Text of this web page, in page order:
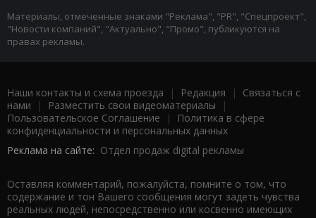
Материалы, отмеченные знаками "Реклама", "PR", "Спецпроект",
"Новости компаний", "Актуально", "Промо", публикуются на
правах рекламы.
Наши контакты и схема проезда | Редакция | Связаться с
нами | Разместить свои видеоматериалы |
Пользовательское Соглашение |
Политика в сфере
конфиденциальности и персональных данных
Реклама на сайте: Отдел продаж digital рекламы
Оставляя комментарий, пожалуйста, помните о том, что
содержание и тон Вашего сообщения могут задеть чувства
реальных людей, непосредственно или косвенно имеющих